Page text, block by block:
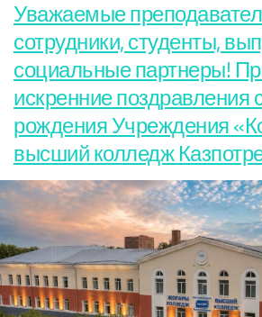
Уважаемые
сотрудники, студенты,
социальные партнеры!
искренние поздравления
рождения Учреждения
высший колледж